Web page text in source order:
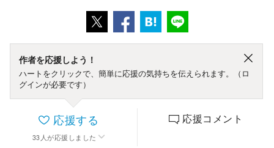
作者を応援しよう！
ハートをクリックで、簡単に応援の気持ちを伝えられます。（ロ
グインが必要です）
応援する
33 人 が応援しました
応援コメント